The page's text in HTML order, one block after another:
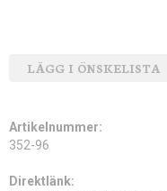
LÄGG I ÖNSKELISTA
Artikelnummer:
352-96
Direktlänk: